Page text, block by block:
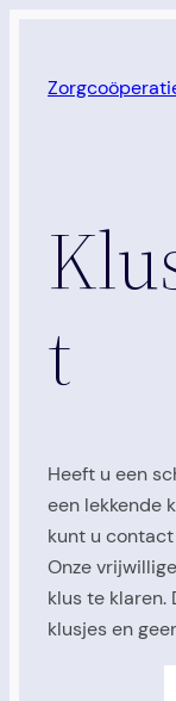
t
Heeft u een
een lekkende
kunt u
Onze
klus te klaren.
klusjes en